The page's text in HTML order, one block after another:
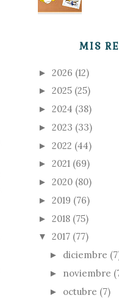
MIS
► 2026 (12)
► 2025 (25)
► 2024 (38)
► 2023 (33)
► 2022 (44)
► 2021 (69)
► 2020 (80)
► 2019 (76)
► 2018 (75)
▼ 2017 (77)
► diciembre
► noviembre
► octubre (7)